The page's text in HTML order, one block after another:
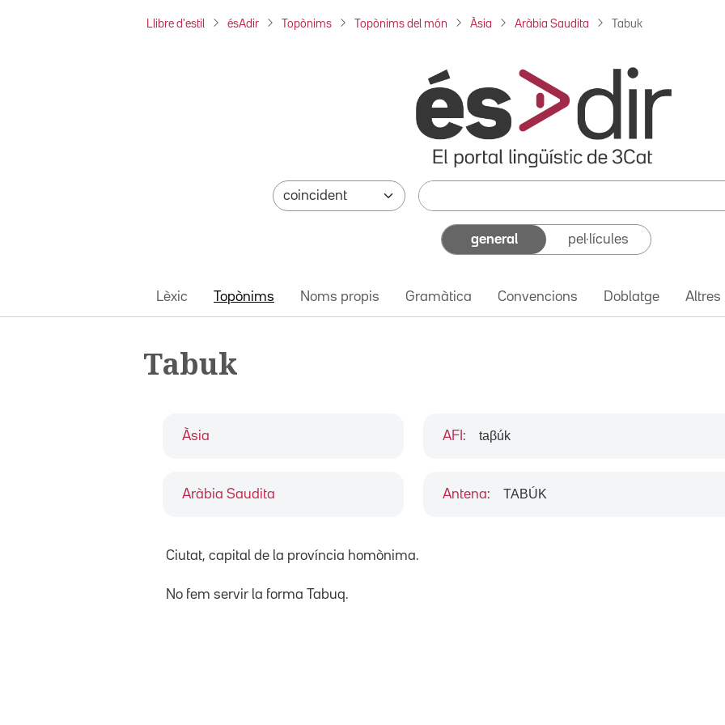
Llibre d'estil ésAdir Topònims Topònims del món Àsia Aràbia Saudita Tabuk
general pel·lícules
Lèxic Topònims Noms propis Gramàtica Convencions Doblatge Altres
Tabuk
Àsia
Aràbia Saudita
AFI : taβúk
Antena: TABÚK
Ciutat, capital de la província homònima.
No fem servir la forma Tabuq.